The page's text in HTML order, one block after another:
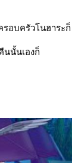
อบครัวโนฮาระก็
นั้นเองก็